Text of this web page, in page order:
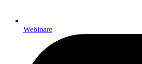
Webinare